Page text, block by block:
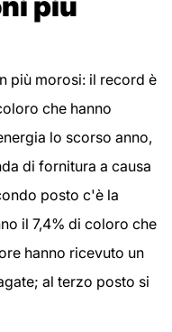
più morosi: il record è
che hanno
lo scorso anno,
di fornitura a causa
posto c'è la
il 7,4% di coloro che
hanno ricevuto un
al terzo posto si